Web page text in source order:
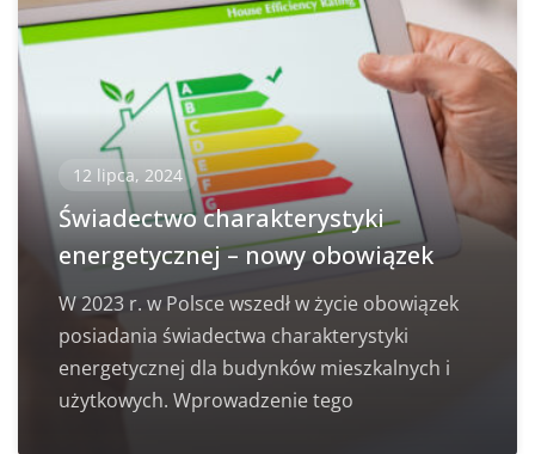
12 lipca, 2024
Świadectwo charakterystyki
energetycznej – nowy obowiązek
W 2023 r. w Polsce wszedł w życie obowiązek
posiadania świadectwa charakterystyki
energetycznej dla budynków mieszkalnych i
użytkowych. Wprowadzenie tego